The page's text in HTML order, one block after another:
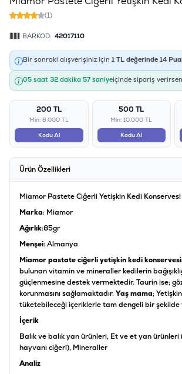
(1)
BARKOD: 42017110
Bir sonraki alışverişiniz için 1 TL değerinde 14
05 saat 32 dakika 57 saniyeiçinde sipariş
200 TL
Min: 6.000 TL
Kodu Al
500 TL
Min: 10.000 TL
Kodu Al
Ürün Özellikleri
Miamor Pastete Ciğerli Yetişkin Kedi
Marka: Miamor
Ağırlık:85gr
Menşei: Almanya
Miamor pastate ciğerli yetişkin kedi
bulunan vitamin ve mineraller kedilerin
güçlenmesine destek vermektedir. Taurin ise; göz
korunmasını sağlamaktadır.Yaş mama;
tüketebileceği içeriklerle tam dengeli bir
İçerik
Balık ve balık yan ürünleri, Et ve et yan ürünleri
hayvanı ciğeri), Mineraller
Analiz